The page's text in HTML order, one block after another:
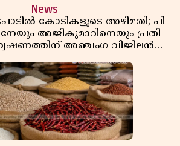
News
കോടികളുടെ അഴിമതി; പി
അജികുമാറിനെയും പ്രതി
അഞ്ചംഗ വിജിലൻസ്